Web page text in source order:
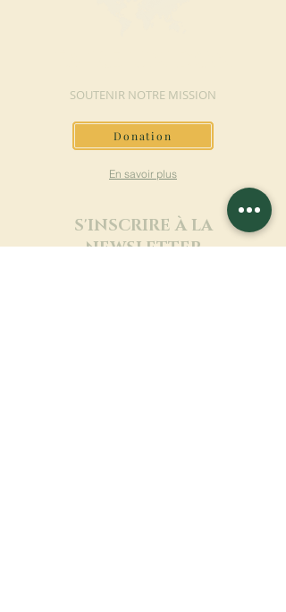
SOUTENIR NOTRE MISSION
Donation
En savoir plus
S'INSCRIRE À LA
NEWSLETTER